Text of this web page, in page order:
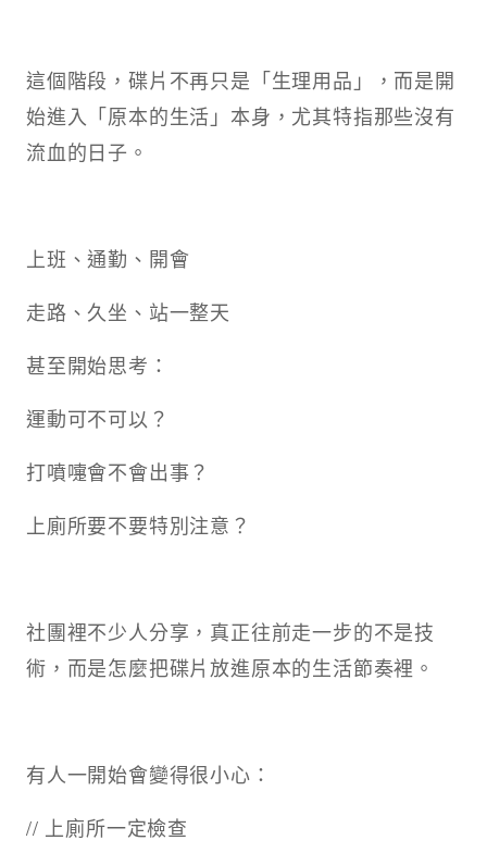
這個階段，碟片不再只是「生理用品」，而是開
始進入「原本的生活」本身，尤其特指那些沒有
流血的日子。
上班、通勤、開會
走路、久坐、站一整天
甚至開始思考：
運動可不可以？
打噴嚏會不會出事？
上廁所要不要特別注意？
社團裡不少人分享，真正往前走一步的不是技
術，而是怎麼把碟片放進原本的生活節奏裡。
有人一開始會變得很小心：
// 上廁所一定檢查